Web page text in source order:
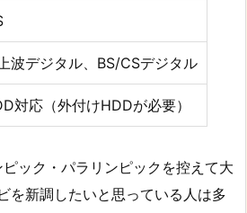
波デジタル、BS/CSデジタル
対応（外付けHDDが必要）
ック・パラリンピックを控えて大
を新調したいと思っている人は多